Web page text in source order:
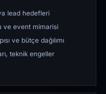
lead hedefleri
ve event mimarisi
ve bütçe dağılımı
teknik engeller